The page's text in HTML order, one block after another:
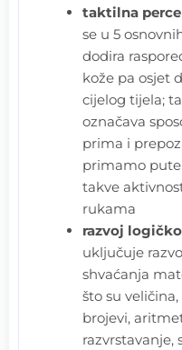
taktilna
se u 5
dodira
kože pa osjet
cijelog tijela;
označava
prima i
primamo
takve
rukama
razvoj
uključuje
shvaćanja
što su
brojevi,
razvrstavanje,